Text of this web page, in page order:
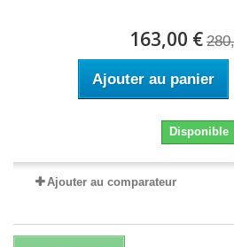
163,00 €
Ajouter au panier
Disponible
Ajouter au comparateur